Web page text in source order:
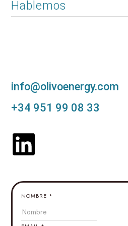
Hablemos
info@olivoenergy.com
+34 951 99 08 33
NOMBRE *